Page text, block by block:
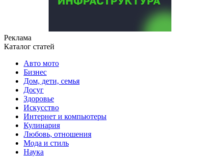
Реклама
Каталог статей
Авто мото
Бизнес
Дом, дети, семья
Досуг
Здоровье
Искусство
Интернет и компьютеры
Кулинария
Любовь, отношения
Мода и стиль
Наука